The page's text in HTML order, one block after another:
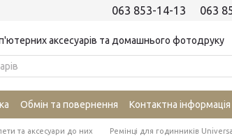
063 853-14-13 063
аксесуарів та домашнього фотодруку
Обмін та повернення Контактна інформація
та аксесуари до них Ремінці для годинників